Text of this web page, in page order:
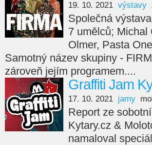
19. 10. 2021 výstavy
Společná
7 umělců; Michal
Olmer, Pasta
Samotný název skupiny -
zároveň jejím programem....
Graffiti Jam
17. 10. 2021 jamy
Report ze
Kytary.cz &
namaloval